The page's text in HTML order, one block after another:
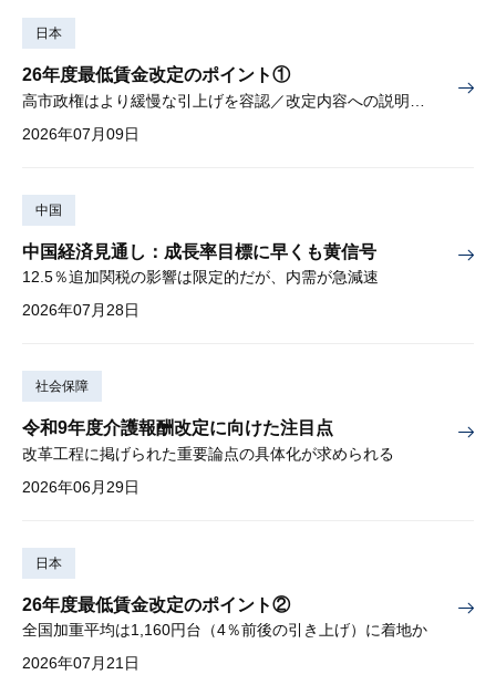
日本
26年度最低賃金改定のポイント①
2026年07月09日
中国
中国経済見通し：成長率目標に早くも黄信号
12.5％追加関税の影響は限定的だが、内需が急減速
2026年07月28日
社会保障
令和9年度介護報酬改定に向けた注目点
改革工程に掲げられた重要論点の具体化が求められる
2026年06月29日
日本
26年度最低賃金改定のポイント②
全国加重平均は1,160円台（4％前後の引き上げ）に着地か
2026年07月21日